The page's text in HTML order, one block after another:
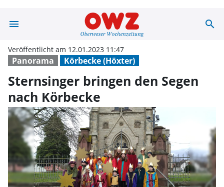
menu Sternsinger search
Panorama Körbecke (Höxter)
Veröffentlicht am 12.01.2023 11:47
Sternsinger bringen den Segen
nach Körbecke